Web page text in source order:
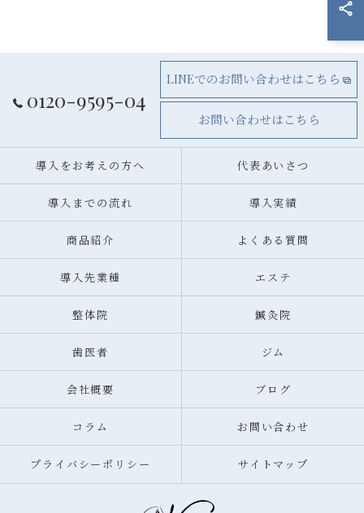
0120-9595-04
LINEでのお問い合わせはこちら
お問い合わせはこちら
導入をお考えの方へ 代表あいさつ
導入までの流れ 導入実績
商品紹介 よくある質問
導入先業種 エステ
整体院 鍼灸院
歯医者 ジム
会社概要 ブログ
コラム お問い合わせ
プライバシーポリシー サイトマップ